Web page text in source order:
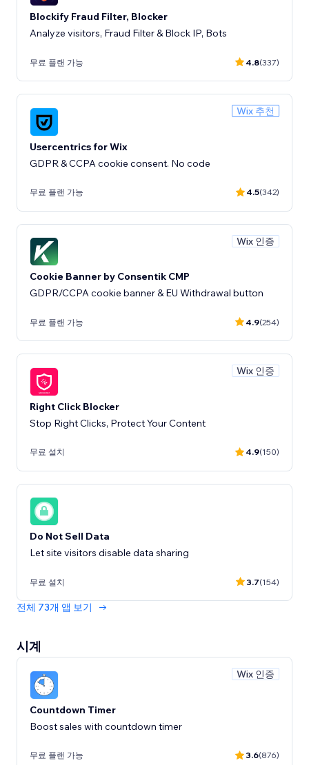
Blockify Fraud Filter, Blocker
Analyze visitors, Fraud Filter & Block IP, Bots
무료 플랜 가능 4.8(337)
Wix 추천
Usercentrics for Wix
GDPR & CCPA cookie consent. No code
무료 플랜 가능 4.5(342)
Wix 인증
Cookie Banner by Consentik CMP
GDPR/CCPA cookie banner & EU Withdrawal button
무료 플랜 가능 4.9(254)
Wix 인증
Right Click Blocker
Stop Right Clicks, Protect Your Content
무료 설치 4.9(150)
Do Not Sell Data
Let site visitors disable data sharing
무료 설치 3.7(154)
전체 73개 앱 보기
시계
Wix 인증
Countdown Timer
Boost sales with countdown timer
무료 플랜 가능 3.6(876)